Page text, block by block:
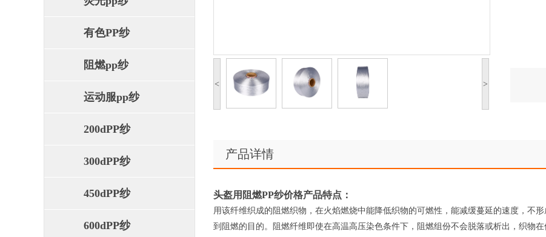
有色PP纱
阻燃pp纱
运动服pp纱
200dPP纱
300dPP纱
450dPP纱
600dPP纱
< >
产品详情
头盔用阻燃PP纱价格产品特点：
用该纤维织成的阻燃织物，在火焰燃烧中能降低织物的可燃性，能减缓蔓延的速度，不
到阻燃的目的。阻燃纤维即使在高温高压染色条件下，阻燃组份不会脱落或析出，织物